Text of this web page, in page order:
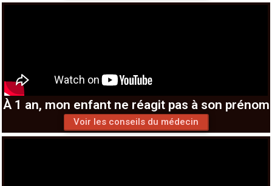
À 1 an, mon enfant ne réagit pas à son prénom
Voir les conseils du médecin